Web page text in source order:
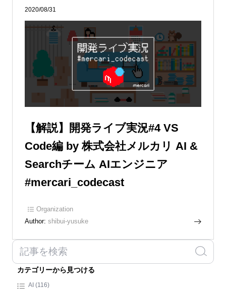
2020/08/31
【解説】開発ライブ実況#4 VS
Code編 by 株式会社メルカリ AI &
Searchチーム AIエンジニア
#mercari_codecast
Organization
Author: shibui-yusuke
カテゴリーから見つける
AI (116)